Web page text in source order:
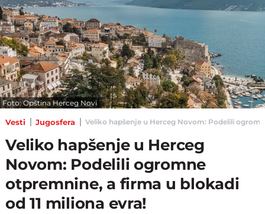
Foto: Opština Herceg Novi
Vesti Jugosfera Veliko hapšenje u Herceg Novom: Podelili
Veliko hapšenje u Herceg
Novom: Podelili ogromne
otpremnine, a firma u blokadi
od 11 miliona evra!